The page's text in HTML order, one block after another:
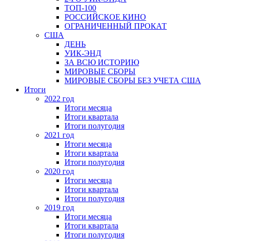
ТОП-100
РОССИЙСКОЕ КИНО
ОГРАНИЧЕННЫЙ ПРОКАТ
США
ДЕНЬ
УИК-ЭНД
ЗА ВСЮ ИСТОРИЮ
МИРОВЫЕ СБОРЫ
МИРОВЫЕ СБОРЫ БЕЗ УЧЕТА США
Итоги
2022 год
Итоги месяца
Итоги квартала
Итоги полугодия
2021 год
Итоги месяца
Итоги квартала
Итоги полугодия
2020 год
Итоги месяца
Итоги квартала
Итоги полугодия
2019 год
Итоги месяца
Итоги квартала
Итоги полугодия